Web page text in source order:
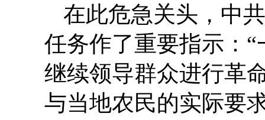
在此危急关头，中
任务作了重要指示：
继续领导群众进行革
与当地农民的实际要